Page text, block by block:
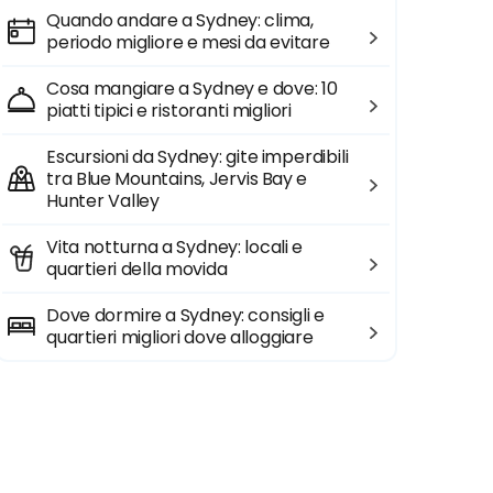
Quando andare a Sydney: clima,
periodo migliore e mesi da evitare
Cosa mangiare a Sydney e dove: 10
piatti tipici e ristoranti migliori
Escursioni da Sydney: gite imperdibili
tra Blue Mountains, Jervis Bay e
Hunter Valley
Vita notturna a Sydney: locali e
quartieri della movida
Dove dormire a Sydney: consigli e
quartieri migliori dove alloggiare